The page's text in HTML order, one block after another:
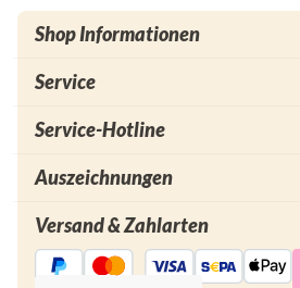
Shop Informationen
Service
Service-Hotline
Auszeichnungen
Versand & Zahlarten